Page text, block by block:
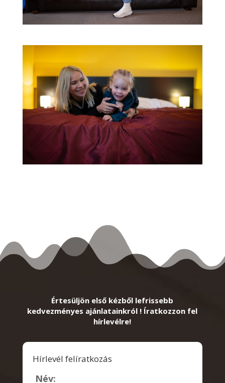
Értesüljön első kézből lefrissebb
kedvezményes ajánlatainkról ! Íratkozzon fel
hírlevélre!
Hírlevél felíratkozás
Név: